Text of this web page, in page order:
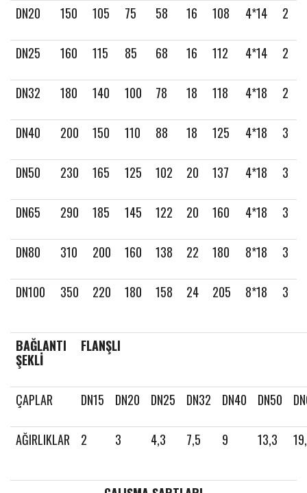
DN20 150 105 75 58 16 108 4*14 2
DN25 160 115 85 68 16 112 4*14 2
DN32 180 140 100 78 18 118 4*18 2
DN40 200 150 110 88 18 125 4*18 3
DN50 230 165 125 102 20 137 4*18 3
DN65 290 185 145 122 20 160 4*18 3
DN80 310 200 160 138 22 180 8*18 3
DN100 350 220 180 158 24 205 8*18 3
BAĞLANTI
ŞEKLİ
FLANŞLI
ÇAPLAR DN15 DN20 DN25 DN32 DN40 DN50
AĞIRLIKLAR 2 3 4,3 7,5 9 13,3